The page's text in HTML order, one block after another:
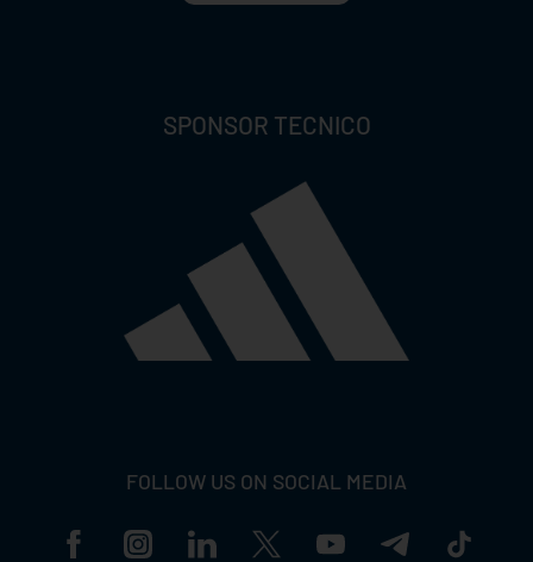
SPONSOR TECNICO
FOLLOW US ON SOCIAL MEDIA